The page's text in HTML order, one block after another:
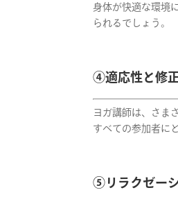
身体が快適な環境
られるでしょう。
④適応性と修
ヨガ講師は、さま
すべての参加者に
⑤リラクゼー